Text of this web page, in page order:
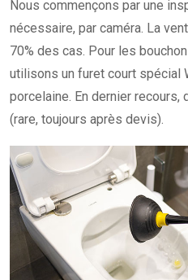
Nous commençons par une
nécessaire, par caméra. La
70% des cas. Pour les
utilisons un furet court spécial
porcelaine. En dernier recours,
(rare, toujours après devis).